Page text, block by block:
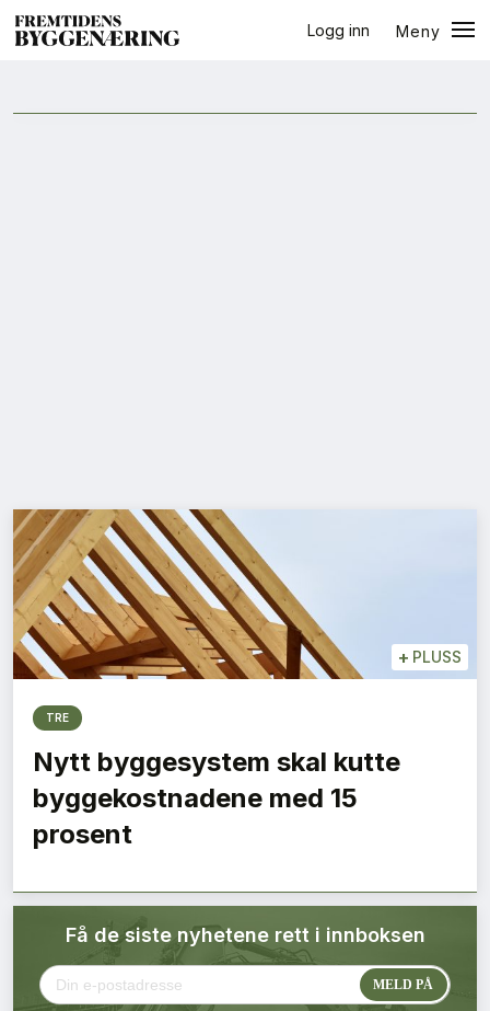
Logg inn
Meny
Bærekraft
Digitalisering
Eiendom
Tips redaksjonen
Annonsering
Abonnement Pluss
Kontakt oss
halvår
+ PLUSS
TRE
Nytt byggesystem skal kutte
byggekostnadene med 15
prosent
Få de siste nyhetene rett i innboksen